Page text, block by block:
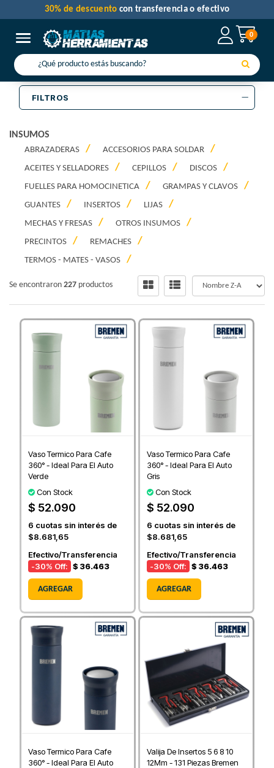
0
Toggle navigation
30% de descuento con transferencia o efectivo
FILTROS
INSUMOS
ABRAZADERAS
ACCESORIOS PARA SOLDAR
ACEITES Y SELLADORES
CEPILLOS
DISCOS
FUELLES PARA HOMOCINETICA
GRAMPAS Y CLAVOS
GUANTES
INSERTOS
LIJAS
MECHAS Y FRESAS
OTROS INSUMOS
PRECINTOS
REMACHES
TERMOS - MATES - VASOS
Se encontraron 227 productos
Vaso Termico Para Cafe
360° - Ideal Para El Auto
Verde
Con Stock
$ 52.090
6 cuotas sin interés de
$8.681,65
Efectivo/Transferencia
-30% Off: $ 36.463
AGREGAR
Vaso Termico Para Cafe
360° - Ideal Para El Auto
Gris
Con Stock
$ 52.090
6 cuotas sin interés de
$8.681,65
Efectivo/Transferencia
-30% Off: $ 36.463
AGREGAR
Vaso Termico Para Cafe
360° - Ideal Para El Auto
Valija De Insertos 5 6 8 10
12Mm - 131 Piezas Bremen